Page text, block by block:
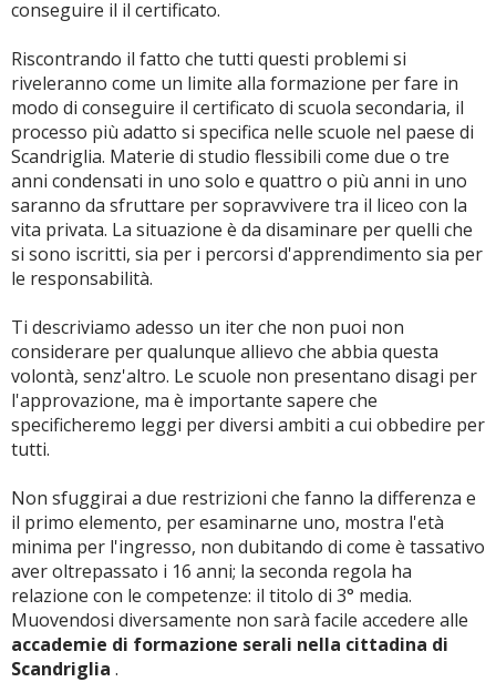
conseguire il il certificato.
Riscontrando il fatto che tutti questi problemi si
riveleranno come un limite alla formazione per fare in
modo di conseguire il certificato di scuola secondaria, il
processo più adatto si specifica nelle scuole nel paese di
Scandriglia. Materie di studio flessibili come due o tre
anni condensati in uno solo e quattro o più anni in uno
saranno da sfruttare per sopravvivere tra il liceo con la
vita privata. La situazione è da disaminare per quelli che
si sono iscritti, sia per i percorsi d'apprendimento sia per
le responsabilità.
Ti descriviamo adesso un iter che non puoi non
considerare per qualunque allievo che abbia questa
volontà, senz'altro. Le scuole non presentano disagi per
l'approvazione, ma è importante sapere che
specificheremo leggi per diversi ambiti a cui obbedire per
tutti.
Non sfuggirai a due restrizioni che fanno la differenza e
il primo elemento, per esaminarne uno, mostra l'età
minima per l'ingresso, non dubitando di come è tassativo
aver oltrepassato i 16 anni; la seconda regola ha
relazione con le competenze: il titolo di 3° media.
Muovendosi diversamente non sarà facile accedere alle
accademie di formazione serali nella cittadina di
Scandriglia .